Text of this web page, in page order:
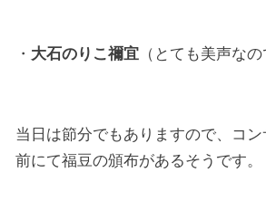
・ 大石のりこ禰宜 （とても美声な
当日は節分でもありますので、コ
前にて福豆の頒布があるそうです。